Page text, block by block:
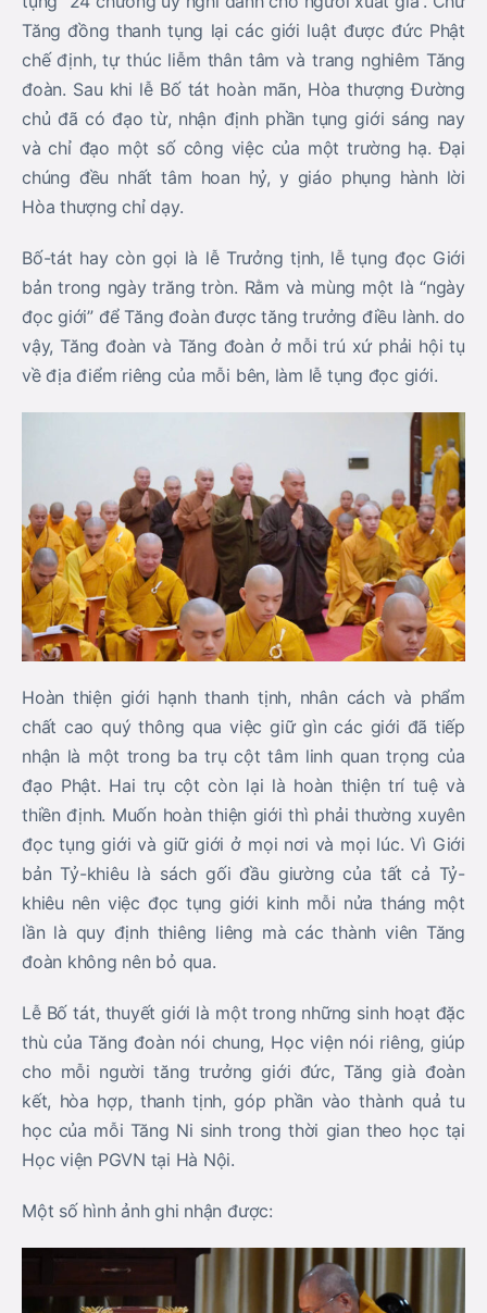
Tăng đồng thanh tụng lại các giới luật được đức Phật
chế định, tự thúc liễm thân tâm và trang nghiêm Tăng
đoàn. Sau khi lễ Bố tát hoàn mãn, Hòa thượng Đường
chủ đã có đạo từ, nhận định phần tụng giới sáng nay
và chỉ đạo một số công việc của một trường hạ. Đại
chúng đều nhất tâm hoan hỷ, y giáo phụng hành lời
Hòa thượng chỉ dạy.
Bố-tát hay còn gọi là lễ Trưởng tịnh, lễ tụng đọc Giới
bản trong ngày trăng tròn. Rằm và mùng một là “ngày
đọc giới” để Tăng đoàn được tăng trưởng điều lành. do
vậy, Tăng đoàn và Tăng đoàn ở mỗi trú xứ phải hội tụ
về địa điểm riêng của mỗi bên, làm lễ tụng đọc giới.
Hoàn thiện giới hạnh thanh tịnh, nhân cách và phẩm
chất cao quý thông qua việc giữ gìn các giới đã tiếp
nhận là một trong ba trụ cột tâm linh quan trọng của
đạo Phật. Hai trụ cột còn lại là hoàn thiện trí tuệ và
thiền định. Muốn hoàn thiện giới thì phải thường xuyên
đọc tụng giới và giữ giới ở mọi nơi và mọi lúc. Vì Giới
bản Tỷ-khiêu là sách gối đầu giường của tất cả Tỷ-
khiêu nên việc đọc tụng giới kinh mỗi nửa tháng một
lần là quy định thiêng liêng mà các thành viên Tăng
đoàn không nên bỏ qua.
Lễ Bố tát, thuyết giới là một trong những sinh hoạt đặc
thù của Tăng đoàn nói chung, Học viện nói riêng, giúp
cho mỗi người tăng trưởng giới đức, Tăng già đoàn
kết, hòa hợp, thanh tịnh, góp phần vào thành quả tu
học của mỗi Tăng Ni sinh trong thời gian theo học tại
Học viện PGVN tại Hà Nội.
Một số hình ảnh ghi nhận được: